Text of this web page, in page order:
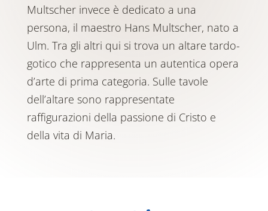
Multscher invece è dedicato a una
persona, il maestro Hans Multscher, nato a
Ulm. Tra gli altri qui si trova un altare tardo-
gotico che rappresenta un autentica opera
d’arte di prima categoria. Sulle tavole
dell’altare sono rappresentate
raffigurazioni della passione di Cristo e
della vita di Maria.